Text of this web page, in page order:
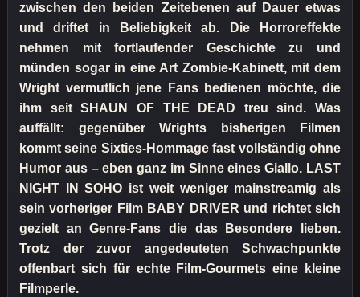
zwischen den beiden Zeitebenen auf Dauer etwas
und driftet in Beliebigkeit ab. Die Horroreffekte
nehmen mit fortlaufender Geschichte zu und
münden sogar in eine Art Zombie-Kabinett, mit dem
Wright vermutlich jene Fans bedienen möchte, die
ihm seit SHAUN OF THE DEAD treu sind. Was
auffällt: gegenüber Wrights bisherigen Filmen
kommt seine Sixties-Hommage fast vollständig ohne
Humor aus – eben ganz im Sinne eines Giallo. LAST
NIGHT IN SOHO ist weit weniger mainstreamig als
sein vorheriger Film BABY DRIVER und richtet sich
gezielt an Genre-Fans die das Besondere lieben.
Trotz der zuvor angedeuteten Schwachpunkte
offenbart sich für echte Film-Gourmets eine kleine
Filmperle.